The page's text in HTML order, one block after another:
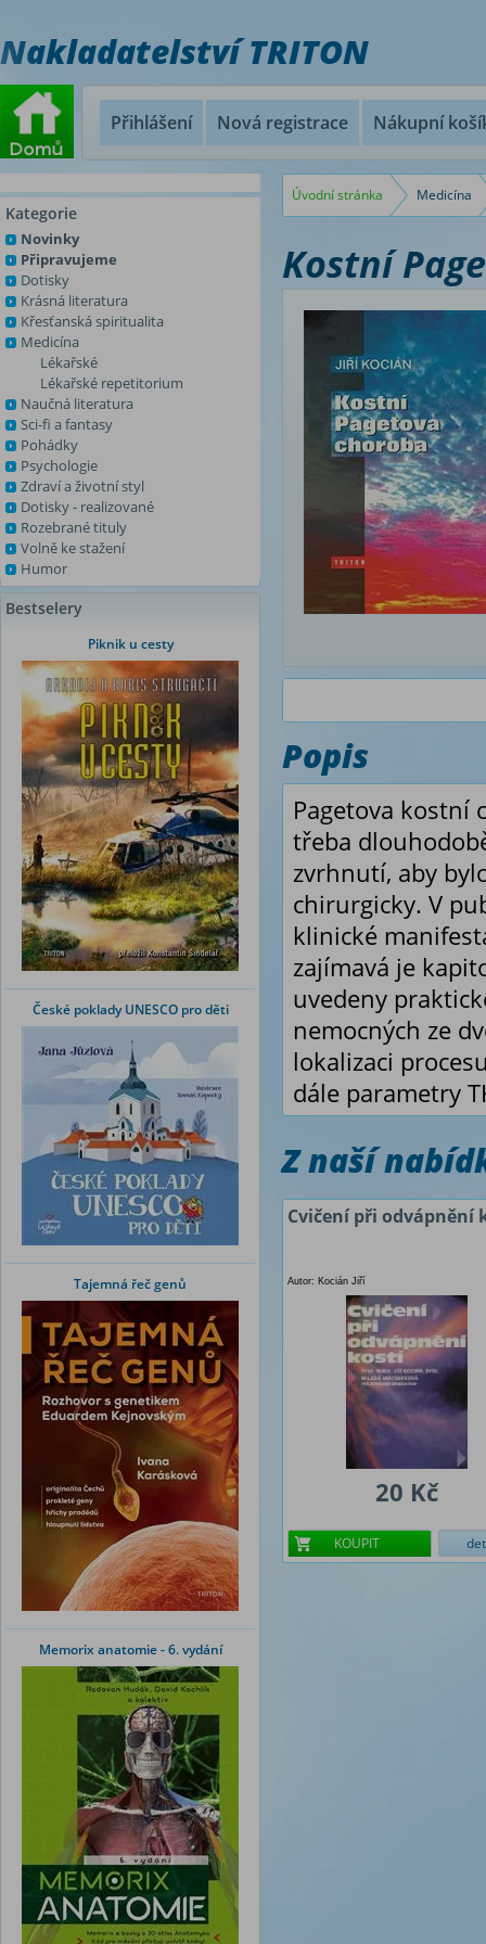
Nakladatelství TRITON
Přihlášení Nová registrace Nákupní
Kategorie
Novinky
Připravujeme
Dotisky
Krásná literatura
Křesťanská spiritualita
Medicína
Lékařské
Lékařské repetitorium
Naučná literatura
Sci-fi a fantasy
Pohádky
Psychologie
Zdraví a životní styl
Dotisky - realizované
Rozebrané tituly
Volně ke stažení
Humor
Bestselery
Piknik u cesty
České poklady UNESCO pro děti
Tajemná řeč genů
Memorix anatomie - 6. vydání
Úvodní stránka Medicína
Kostní
Popis
Pagetova kostní
třeba
zvrhnutí, aby
chirurgicky. V
klinické
zajímavá je
uvedeny
nemocných ze
lokalizaci
dále parametry
Z naší
Cvičení při odvápnění
Autor: Kocián Jiří
20 Kč
KOUPIT